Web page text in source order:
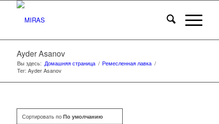
Ayder Asanov
Вы здесь: Домашняя страница / Ремесленная лавка /
Тег: Ayder Asanov
Сортировать по По умолчанию